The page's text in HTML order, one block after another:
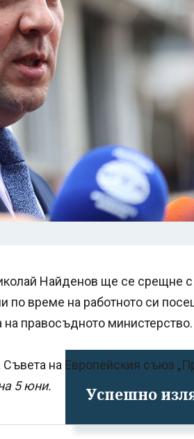
Успешно
Найденов ще се срещне
по време на работното си
правосъдното министерство.
на Европейския съюз
5 юни.